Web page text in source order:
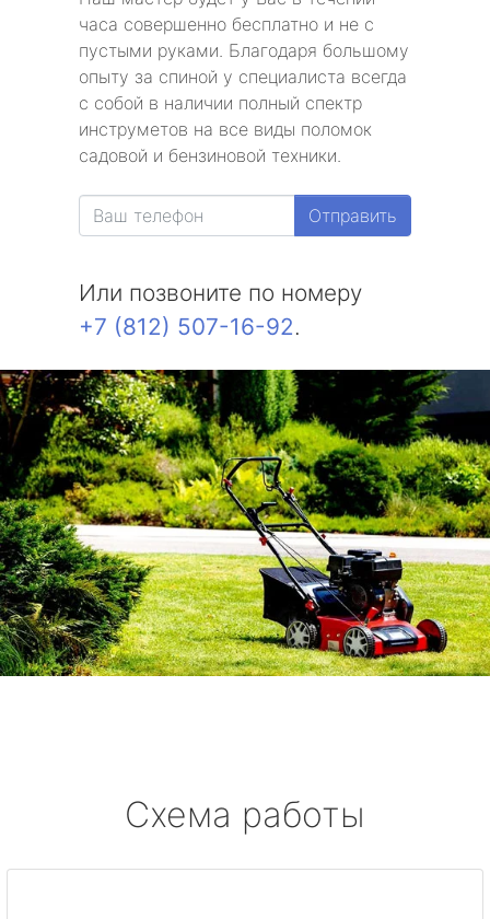
часа совершенно бесплатно и не с
пустыми руками. Благодаря большому
опыту за спиной у специалиста всегда
с собой в наличии полный спектр
инструметов на все виды поломок
садовой и бензиновой техники.
Отправить
Или позвоните по номеру
+7 (812) 507-16-92.
Схема работы